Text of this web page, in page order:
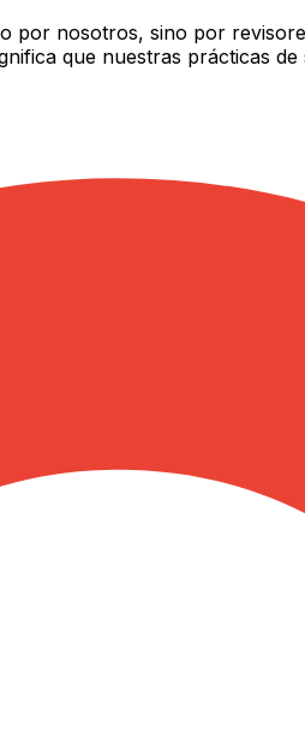
nosotros, sino por
que nuestras prácticas